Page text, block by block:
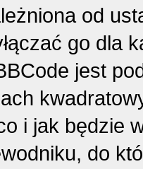
od
go dla
jest
i jak będzie
do